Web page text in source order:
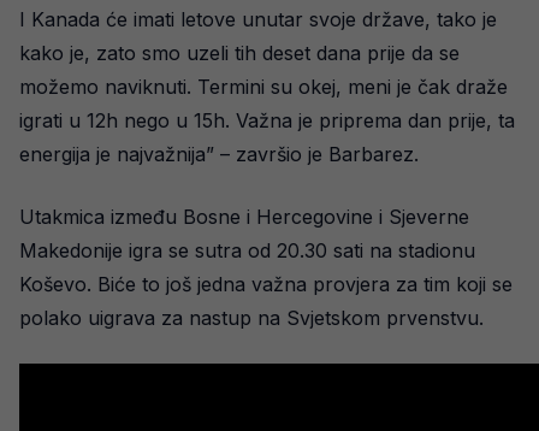
I Kanada će imati letove unutar svoje države, tako je
kako je, zato smo uzeli tih deset dana prije da se
možemo naviknuti. Termini su okej, meni je čak draže
igrati u 12h nego u 15h. Važna je priprema dan prije, ta
energija je najvažnija” – završio je Barbarez.
Utakmica između Bosne i Hercegovine i Sjeverne
Makedonije igra se sutra od 20.30 sati na stadionu
Koševo. Biće to još jedna važna provjera za tim koji se
polako uigrava za nastup na Svjetskom prvenstvu.